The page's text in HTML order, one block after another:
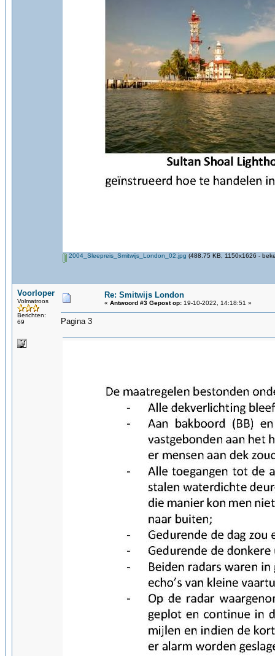
2004_Sleepreis_Smitwijs_London_02.jpg (488.75 KB, 1150x1626 -
Voorloper
Volmatroos
Berichten:
69
Re: Smitwijs London
« Antwoord #3 Gepost op: 19-10-2022, 14:18:51 »
Pagina 3